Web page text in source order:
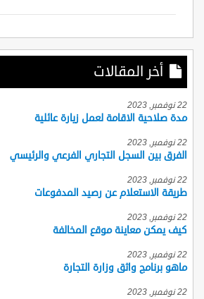
أخر المقالات
22 نوفمبر, 2023
مدة صلاحية الاقامة لعمل زيارة عائلية
22 نوفمبر, 2023
الفرق بين السجل التجاري الفرعي والرئيسي
22 نوفمبر, 2023
طريقة الاستعلام عن رصيد المدفوعات
22 نوفمبر, 2023
كيف يمكن معاينة موقع المخالفة
22 نوفمبر, 2023
ماهو برنامج واثق وزارة التجارة
22 نوفمبر, 2023